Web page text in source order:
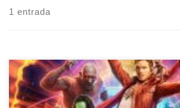
1 entrada